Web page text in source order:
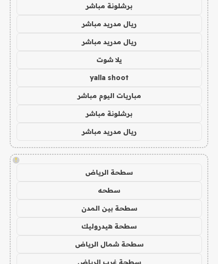
برشلونة مباشر
ريال مدريد مباشر
ريال مدريد مباشر
يلا شوت
yalla shoot
مباريات اليوم مباشر
برشلونة مباشر
ريال مدريد مباشر
!
سطحة الرياض
سطحه
سطحة بين المدن
سطحة هيدروليك
سطحة شمال الرياض
سطحة غرب الرياض